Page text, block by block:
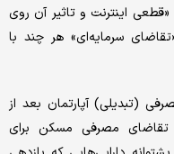
اینترنت و تاثیر آن روی
سرمایه‌ای» هر چند با
(تبدیلی) آپارتمان بعد از
تقاضای مصرفی مسکن برای